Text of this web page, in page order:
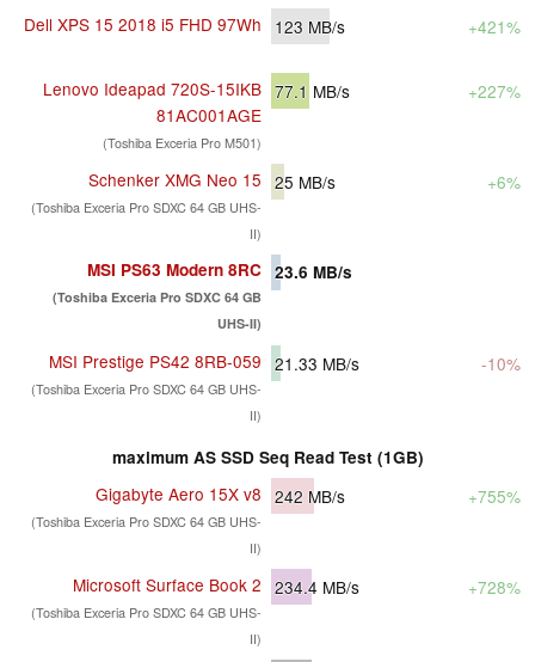
Dell XPS 15 2018 i5 FHD 97Wh 123 MB/s +421%
Lenovo Ideapad 720S-15IKB
81AC001AGE
(Toshiba Exceria Pro M501)
77.1 MB/s +227%
Schenker XMG Neo 15
(Toshiba Exceria Pro SDXC 64 GB UHS-
II)
25 MB/s +6%
MSI PS63 Modern 8RC
(Toshiba Exceria Pro SDXC 64 GB
UHS-II)
23.6 MB/s
MSI Prestige PS42 8RB-059
(Toshiba Exceria Pro SDXC 64 GB UHS-
II)
21.33 MB/s -10%
maximum AS SSD Seq Read Test (1GB)
Gigabyte Aero 15X v8
(Toshiba Exceria Pro SDXC 64 GB UHS-
II)
242 MB/s +755%
Microsoft Surface Book 2
(Toshiba Exceria Pro SDXC 64 GB UHS-
II)
234.4 MB/s +728%